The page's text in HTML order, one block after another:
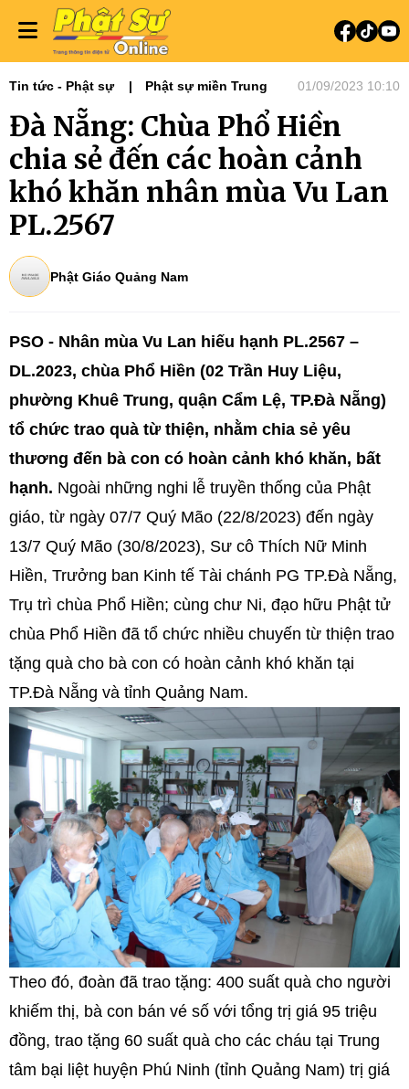
Tin tức - Phật sự Phật sự miền Trung 01/09/2023 10:10
Đà Nẵng: Chùa Phổ Hiền
chia sẻ đến các hoàn cảnh
khó khăn nhân mùa Vu Lan
PL.2567
Phật Giáo Quảng Nam
PSO - Nhân mùa Vu Lan hiếu hạnh PL.2567 –
DL.2023, chùa Phổ Hiền (02 Trần Huy Liệu,
phường Khuê Trung, quận Cẩm Lệ, TP.Đà Nẵng)
tổ chức trao quà từ thiện, nhằm chia sẻ yêu
thương đến bà con có hoàn cảnh khó khăn, bất
hạnh. Ngoài những nghi lễ truyền thống của Phật
giáo, từ ngày 07/7 Quý Mão (22/8/2023) đến ngày
13/7 Quý Mão (30/8/2023), Sư cô Thích Nữ Minh
Hiền, Trưởng ban Kinh tế Tài chánh PG TP.Đà Nẵng,
Trụ trì chùa Phổ Hiền; cùng chư Ni, đạo hữu Phật tử
chùa Phổ Hiền đã tổ chức nhiều chuyến từ thiện trao
tặng quà cho bà con có hoàn cảnh khó khăn tại
TP.Đà Nẵng và tỉnh Quảng Nam.
Theo đó, đoàn đã trao tặng: 400 suất quà cho người
khiếm thị, bà con bán vé số với tổng trị giá 95 triệu
đồng, trao tặng 60 suất quà cho các cháu tại Trung
tâm bại liệt huyện Phú Ninh (tỉnh Quảng Nam) trị giá